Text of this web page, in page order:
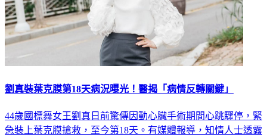
劉真裝葉克膜第18天病況曝光！醫揭「病情反轉關鍵」
44歲國標舞女王劉真日前驚傳因動心臟手術期間心跳驟停，緊
急裝上葉克膜搶救，至今第18天。有媒體報導，知情人士透露